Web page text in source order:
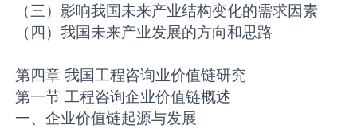
（三）影响我国未来产业结构变化的需求因素
（四）我国未来产业发展的方向和思路
第四章 我国工程咨询业价值链研究
第一节 工程咨询企业价值链概述
一、企业价值链起源与发展